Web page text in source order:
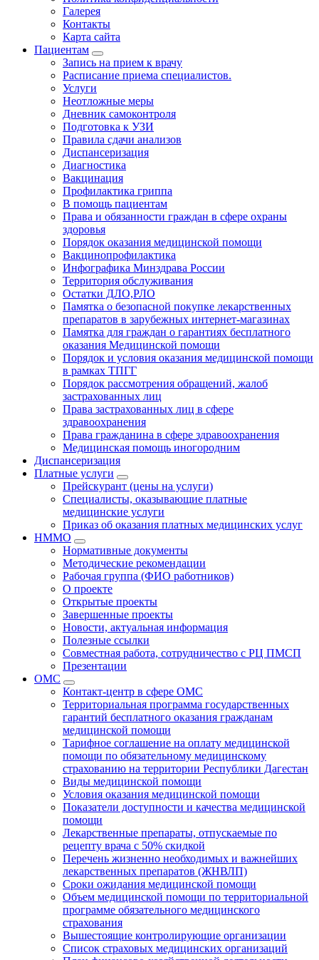
Галерея
Контакты
Карта сайта
Пациентам
Запись на прием к врачу
Расписание приема специалистов.
Услуги
Неотложные меры
Дневник самоконтроля
Подготовка к УЗИ
Правила сдачи анализов
Диспансеризация
Диагностика
Вакцинация
Профилактика гриппа
В помощь пациентам
Права и обязанности граждан в сфере охраны
здоровья
Порядок оказания медицинской помощи
Вакцинопрофилактика
Инфографика Минздрава России
Территория обслуживания
Остатки ДЛО,РЛО
Памятка о безопасной покупке лекарственных
препаратов в зарубежных интернет-магазинах
Памятка для граждан о гарантиях бесплатного
оказания Медицинской помощи
Порядок и условия оказания медицинской помощи
в рамках ТПГГ
Порядок рассмотрения обращений, жалоб
застрахованных лиц
Права застрахованных лиц в сфере
здравоохранения
Права гражданина в сфере здравоохранения
Медицинская помощь иногородним
Диспансеризация
Платные услуги
Прейскурант (цены на услуги)
Специалисты, оказывающие платные
медицинские услуги
Приказ об оказания платных медицинских услуг
НММО
Нормативные документы
Методические рекомендации
Рабочая группа (ФИО работников)
О проекте
Открытые проекты
Завершенные проекты
Новости, актуальная информация
Полезные ссылки
Совместная работа, сотрудничество с РЦ ПМСП
Презентации
ОМС
Контакт-центр в сфере ОМС
Территориальная программа государственных
гарантий бесплатного оказания гражданам
медицинской помощи
Тарифное соглашение на оплату медицинской
помощи по обязательному медицинскому
страхованию на территории Республики Дагестан
Виды медицинской помощи
Условия оказания медицинской помощи
Показатели доступности и качества медицинской
помощи
Лекарственные препараты, отпускаемые по
рецепту врача с 50% скидкой
Перечень жизненно необходимых и важнейших
лекарственных препаратов (ЖНВЛП)
Сроки ожидания медицинской помощи
Объем медицинской помощи по территориальной
программе обязательного медицинского
страхования
Вышестоящие контролирующие организации
Список страховых медицинских организаций